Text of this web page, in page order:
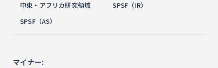
中東・アフリカ研究領域
SPSF（IR）
SPSF（AS）
マイナー: